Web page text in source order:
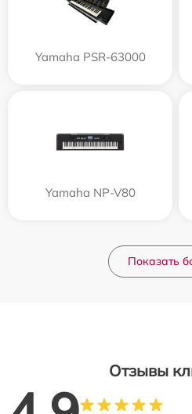
Yamaha PSR-63000
Yamaha NP-V80
Показать
Отзывы